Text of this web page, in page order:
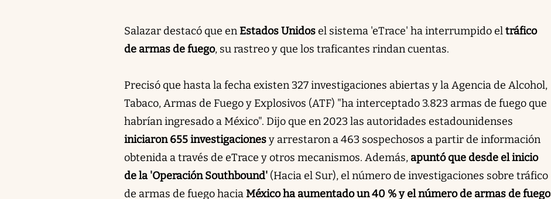
Salazar destacó que enEstados Unidosel sistema 'eTrace' ha interrumpido eltráfico
de armas de fuego, su rastreo y que los traficantes rindan cuentas.
Precisó que hasta la fecha existen 327 investigaciones abiertas y la Agencia de Alcohol,
Tabaco, Armas de Fuego y Explosivos (ATF) "ha interceptado 3.823 armas de fuego que
habrían ingresado a México". Dijo que en 2023 las autoridades estadounidenses
iniciaron 655 investigacionesy arrestaron a 463 sospechosos a partir de información
obtenida a través de eTrace y otros mecanismos. Además, apuntó que desde el inicio
de la 'Operación Southbound' (Hacia el Sur), el número de investigaciones sobre tráfico
de armas de fuego haciaMéxico ha aumentado un 40 % y el número de armas de fuego